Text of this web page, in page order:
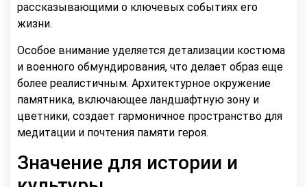
рассказывающими о ключевых событиях его
жизни.
Особое внимание уделяется детализации костюма
и военного обмундирования, что делает образ еще
более реалистичным. Архитектурное окружение
памятника, включающее ландшафтную зону и
цветники, создает гармоничное пространство для
медитации и почтения памяти героя.
Значение для истории и